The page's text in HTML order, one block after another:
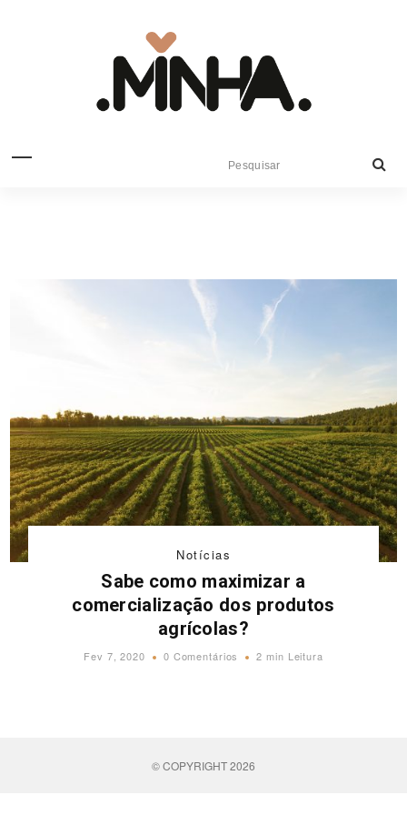
Notícias
Sabe como maximizar a
comercialização dos produtos
agrícolas?
Fev 7, 2020 0 Comentários 2 min Leitura
© COPYRIGHT 2026